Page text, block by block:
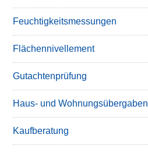
Feuchtigkeitsmessungen
Flächennivellement
Gutachtenprüfung
Haus- und Wohnungsübergaben
Kaufberatung